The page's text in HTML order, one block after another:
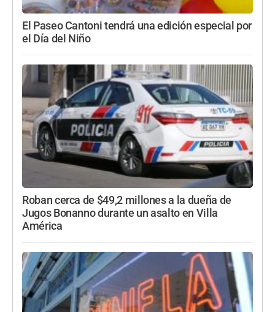
El Paseo Cantoni tendrá una edición especial por
el Día del Niño
Roban cerca de $49,2 millones a la dueña de
Jugos Bonanno durante un asalto en Villa
América